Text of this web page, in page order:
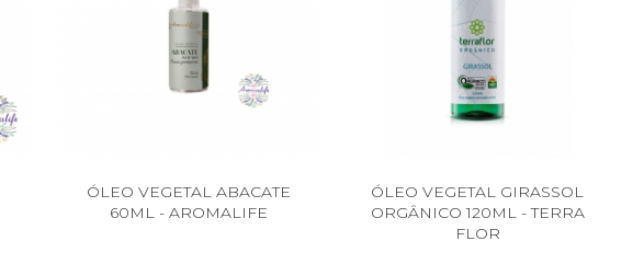
ÓLEO VEGETAL ABACATE
60ML - AROMALIFE
ÓLEO VEGETAL GIRASSOL
ORGÂNICO 120ML - TERRA
FLOR